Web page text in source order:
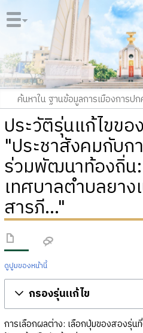
ประวัติรุ่นแก้ไขของ
"ประชาสังคมกับก
ร่วมพัฒนาท้องถิ่
เทศบาลตำบลยาง
สารภี..."
ดูปูมของหน้านี้
กรองรุ่นแก้ไข
การเลือกผลต่าง: เลือกปุ่มของสองรุ่น